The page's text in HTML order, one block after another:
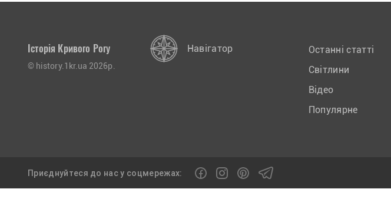
Історія Кривого Рогу
© history.1kr.ua 2026р.
Навігатор
Останні статті
Світлини
Відео
Популярне
Приєднуйтеся до нас у соцмережах: